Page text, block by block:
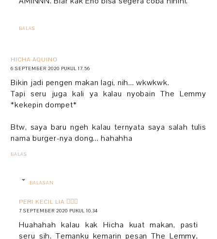
BALAS
HICHA AQUINO
6 SEPTEMBER 2020 PUKUL 17.56
Bikin jadi pengen makan lagi, nih... wkwkwk.
Tapi seru juga kali ya kalau nyobain The Lemmy
*kekepin dompet*
Btw, saya baru ngeh kalau ternyata saya salah tulis
nama burger-nya dong... hahahha
BALAS
BALASAN
PERI KECIL LIA 🧚🏻‍♀️
7 SEPTEMBER 2020 PUKUL 10.34
Huahahah kalau kak Hicha kuat makan, pasti
seru sih. Temanku kemarin pesan The Lemmy,